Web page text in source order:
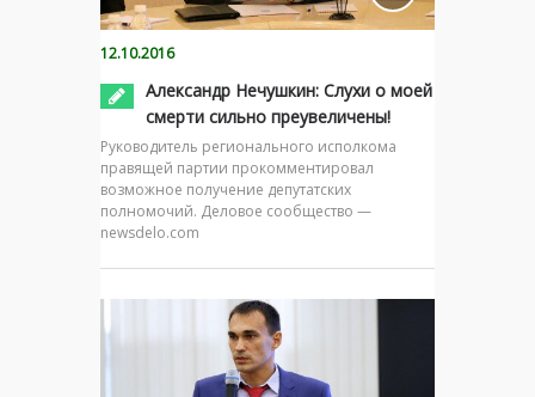
12.10.2016
Александр Нечушкин: Слухи о моей
смерти сильно преувеличены!
Руководитель регионального исполкома
правящей партии прокомментировал
возможное получение депутатских
полномочий. Деловое сообщество —
newsdelo.com